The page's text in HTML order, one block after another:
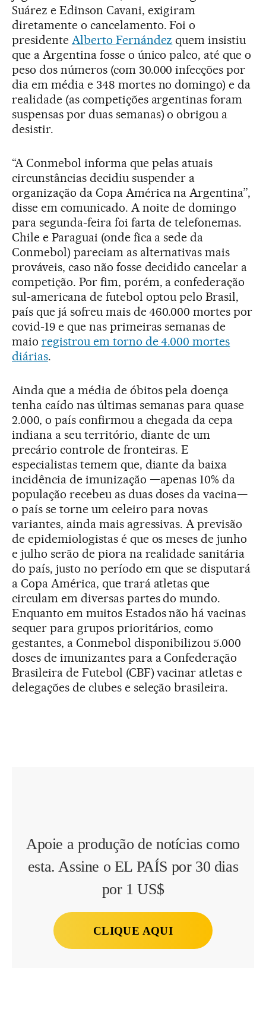
Suárez e Edinson Cavani, exigiram
diretamente o cancelamento. Foi o
presidente Alberto Fernández quem insistiu
que a Argentina fosse o único palco, até que o
peso dos números (com 30.000 infecções por
dia em média e 348 mortes no domingo) e da
realidade (as competições argentinas foram
suspensas por duas semanas) o obrigou a
desistir.
“A Conmebol informa que pelas atuais
circunstâncias decidiu suspender a
organização da Copa América na Argentina”,
disse em comunicado. A noite de domingo
para segunda-feira foi farta de telefonemas.
Chile e Paraguai (onde fica a sede da
Conmebol) pareciam as alternativas mais
prováveis, caso não fosse decidido cancelar a
competição. Por fim, porém, a confederação
sul-americana de futebol optou pelo Brasil,
país que já sofreu mais de 460.000 mortes por
covid-19 e que nas primeiras semanas de
maio registrou em torno de 4.000 mortes
diárias.
Ainda que a média de óbitos pela doença
tenha caído nas últimas semanas para quase
2.000, o país confirmou a chegada da cepa
indiana a seu território, diante de um
precário controle de fronteiras. E
especialistas temem que, diante da baixa
incidência de imunização —apenas 10% da
população recebeu as duas doses da vacina—
o país se torne um celeiro para novas
variantes, ainda mais agressivas. A previsão
de epidemiologistas é que os meses de junho
e julho serão de piora na realidade sanitária
do país, justo no período em que se disputará
a Copa América, que trará atletas que
circulam em diversas partes do mundo.
Enquanto em muitos Estados não há vacinas
sequer para grupos prioritários, como
gestantes, a Conmebol disponibilizou 5.000
doses de imunizantes para a Confederação
Brasileira de Futebol (CBF) vacinar atletas e
delegações de clubes e seleção brasileira.
Apoie a produção de notícias como
esta. Assine o EL PAÍS por 30 dias
por 1 US$
CLIQUE AQUI